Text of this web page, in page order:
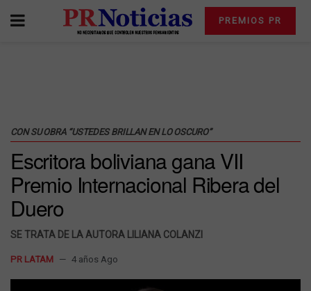
PREMIOS PR
CON SU OBRA “USTEDES BRILLAN EN LO OSCURO”
Escritora boliviana gana VII
Premio Internacional Ribera del
Duero
SE TRATA DE LA AUTORA LILIANA COLANZI
PR LATAM 4 años Ago